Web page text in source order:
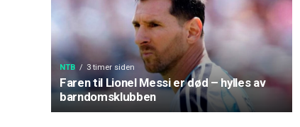
NTB 3 timer siden
Faren til Lionel Messi er død – hylles av
barndomsklubben